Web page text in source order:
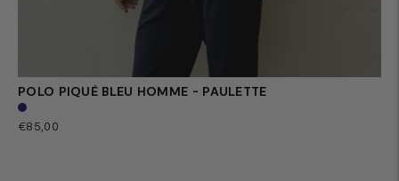
POLO PIQUÉ BLEU HOMME - PAULETTE
Prix
€85,00